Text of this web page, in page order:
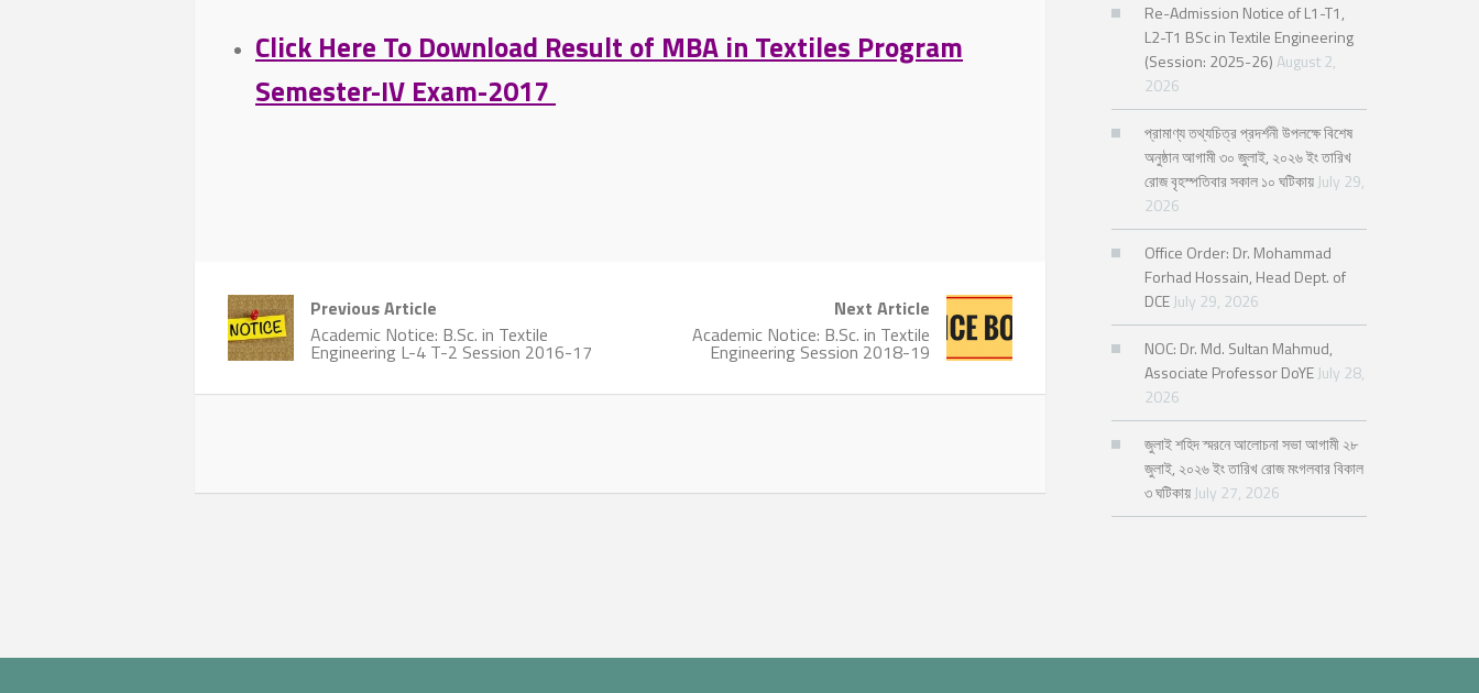
Click Here To Download Result of MBA in Textiles Program
Semester-IV Exam-2017
Previous Article
Academic Notice: B.Sc. in Textile
Engineering L-4 T-2 Session 2016-17
Next Article
Academic Notice: B.Sc. in Textile
Engineering Session 2018-19
Re-Admission Notice of L1-T1,
L2-T1 BSc in Textile Engineering
(Session: 2025-26)August 2,
2026
প্রামাণ্য তথ্যচিত্র প্রদর্শনী উপলক্ষে বিশেষ
অনুষ্ঠান আগামী ৩০ জুলাই, ২০২৬ ইং তারিখ
রোজ বৃহস্পতিবার সকাল ১০ ঘটিকায় July 29,
2026
Office Order: Dr. Mohammad
Forhad Hossain, Head Dept. of
DCE July 29, 2026
NOC: Dr. Md. Sultan Mahmud,
Associate Professor DoYE July 28,
2026
জুলাই শহিদ স্মরনে আলোচনা সভা আগামী ২৮
জুলাই, ২০২৬ ইং তারিখ রোজ মংগলবার বিকাল
৩ ঘটিকায় July 27, 2026